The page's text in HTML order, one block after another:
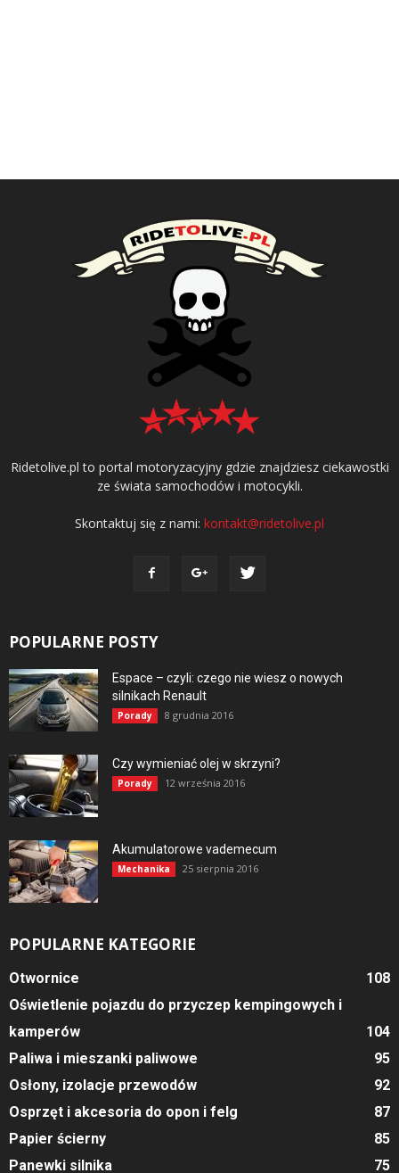
Ridetolive.pl to portal motoryzacyjny gdzie znajdziesz ciekawostki
ze świata samochodów i motocykli.
Skontaktuj się z nami: kontakt@ridetolive.pl
POPULARNE POSTY
Espace – czyli: czego nie wiesz o nowych
silnikach Renault
Porady 8 grudnia 2016
Czy wymieniać olej w skrzyni?
Porady 12 września 2016
Akumulatorowe vademecum
Mechanika 25 sierpnia 2016
POPULARNE KATEGORIE
Otwornice
108
Oświetlenie pojazdu do przyczep kempingowych i
kamperów
104
Paliwa i mieszanki paliwowe
95
Osłony, izolacje przewodów
92
Osprzęt i akcesoria do opon i felg
87
Papier ścierny
85
Panewki silnika
75